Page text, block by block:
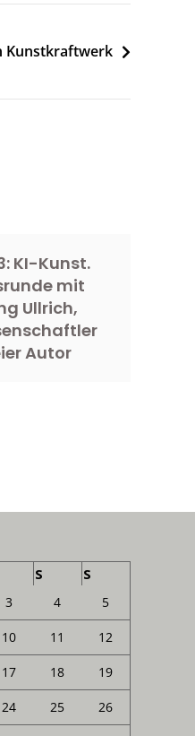
Kunstkraftwerk
KI-Kunst.
mit
Ullrich,
Autor
S S
3 4 5
10 11 12
17 18 19
24 25 26